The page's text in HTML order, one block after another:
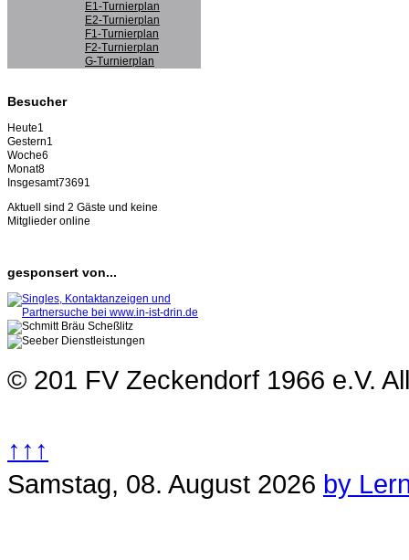
E1-Turnierplan
E2-Turnierplan
F1-Turnierplan
F2-Turnierplan
G-Turnierplan
Besucher
Heute1
Gestern1
Woche6
Monat8
Insgesamt73691
Aktuell sind 2 Gäste und keine
Mitglieder online
gesponsert von...
© 201 FV Zeckendorf 1966 e.V.
↑↑↑
Samstag, 08. August 2026 by